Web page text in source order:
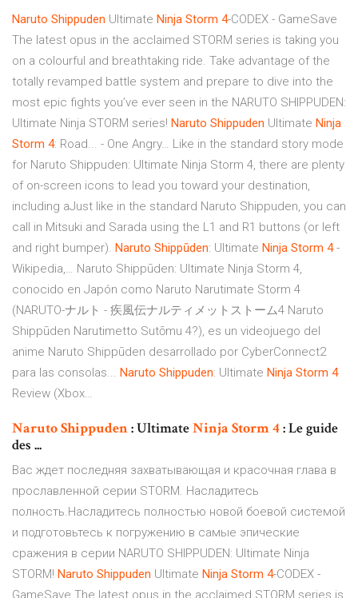
Naruto Shippuden Ultimate Ninja Storm 4-CODEX - GameSave
The latest opus in the acclaimed STORM series is taking you
on a colourful and breathtaking ride. Take advantage of the
totally revamped battle system and prepare to dive into the
most epic fights you’ve ever seen in the NARUTO SHIPPUDEN:
Ultimate Ninja STORM series! Naruto Shippuden Ultimate Ninja
Storm 4: Road... - One Angry… Like in the standard story mode
for Naruto Shippuden: Ultimate Ninja Storm 4, there are plenty
of on-screen icons to lead you toward your destination,
including aJust like in the standard Naruto Shippuden, you can
call in Mitsuki and Sarada using the L1 and R1 buttons (or left
and right bumper). Naruto Shippūden: Ultimate Ninja Storm 4-
Wikipedia,… Naruto Shippūden: Ultimate Ninja Storm 4,
conocido en Japón como Naruto Narutimate Storm 4
(NARUTO-ナルト - 疾風伝ナルティメットストーム4 Naruto
Shippūden Narutimetto Sutōmu 4?), es un videojuego del
anime Naruto Shippūden desarrollado por CyberConnect2
para las consolas... Naruto Shippuden: Ultimate Ninja Storm 4
Review (Xbox…
NarutoShippuden: UltimateNinja Storm4: Le guide
des ...
Вас ждет последняя захватывающая и красочная глава в
прославленной серии STORM. Насладитесь
полность.Насладитесь полностью новой боевой системой
и подготовьтесь к погружению в самые эпические
сражения в серии NARUTO SHIPPUDEN: Ultimate Ninja
STORM! Naruto Shippuden Ultimate Ninja Storm 4-CODEX -